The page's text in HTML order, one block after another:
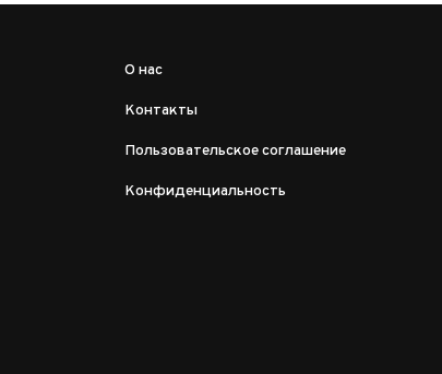
О нас
Контакты
Пользовательское соглашение
Конфиденциальность